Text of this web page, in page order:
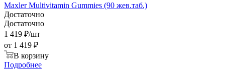
Maxler Multivitamin Gummies (90 жев.таб.)
Достаточно
Достаточно
1 419 ₽/шт
от 1 419 ₽
В корзину
Подробнее